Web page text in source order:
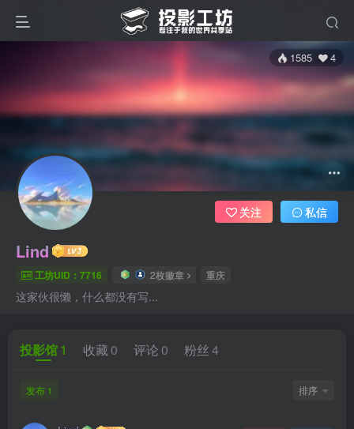
1585 4
Lind
工坊UID：7716 2枚徽章 重庆
这家伙很懒，什么都没有写...
关注 私信
投影馆1 收藏 0 评论 0 粉丝4
发布 1 排序